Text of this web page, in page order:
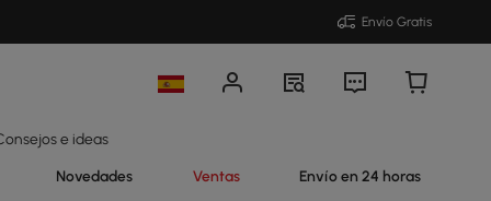
Envío Gratis
e ideas
Novedades Ventas Envío en 24 horas